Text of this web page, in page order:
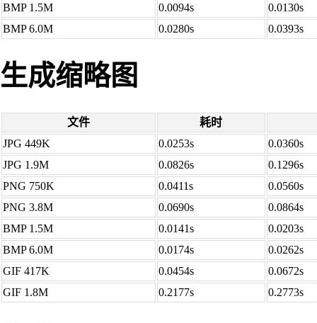
BMP 1.5M
0.0094s
0.0130s
BMP 6.0M
0.0280s 0.0393s
生成缩略图
文件
耗时
JPG 449K
0.0253s
0.0360s
JPG 1.9M
0.0826s
0.1296s
PNG 750K
0.0411s
0.0560s
PNG 3.8M
0.0690s
0.0864s
BMP 1.5M
0.0141s
0.0203s
BMP 6.0M
0.0174s
0.0262s
GIF 417K
0.0454s
0.0672s
GIF 1.8M
0.2177s 0.2773s